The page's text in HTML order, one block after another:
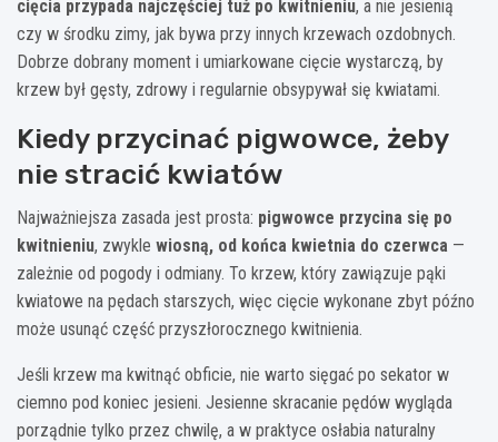
cięcia przypada najczęściej tuż po kwitnieniu, a nie jesienią
czy w środku zimy, jak bywa przy innych krzewach ozdobnych.
Dobrze dobrany moment i umiarkowane cięcie wystarczą, by
krzew był gęsty, zdrowy i regularnie obsypywał się kwiatami.
Kiedy przycinać pigwowce, żeby
nie stracić kwiatów
Najważniejsza zasada jest prosta: pigwowce przycina się po
kwitnieniu, zwykle wiosną, od końca kwietnia do czerwca —
zależnie od pogody i odmiany. To krzew, który zawiązuje pąki
kwiatowe na pędach starszych, więc cięcie wykonane zbyt późno
może usunąć część przyszłorocznego kwitnienia.
Jeśli krzew ma kwitnąć obficie, nie warto sięgać po sekator w
ciemno pod koniec jesieni. Jesienne skracanie pędów wygląda
porządnie tylko przez chwilę, a w praktyce osłabia naturalny